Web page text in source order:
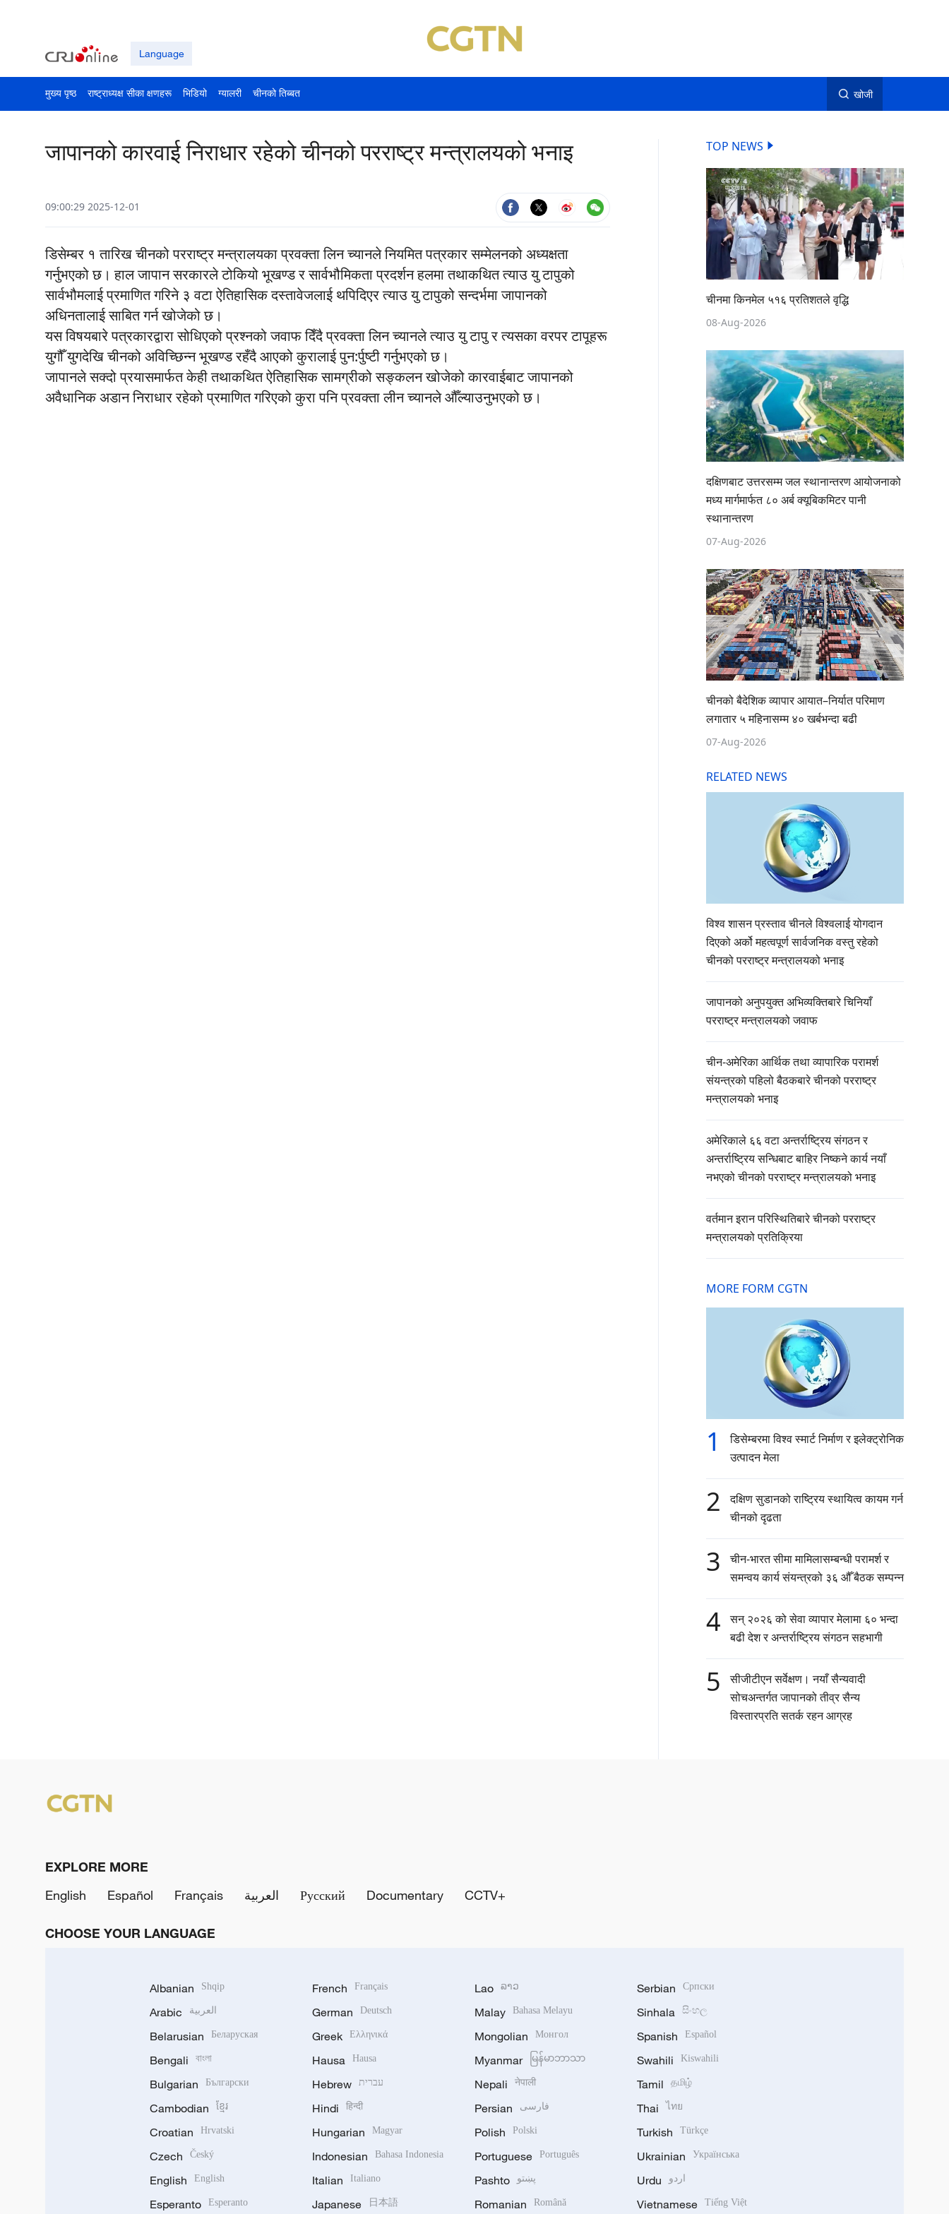
Language
मुख्य पृष्ठ राष्ट्राध्यक्ष सीका क्षणहरू भिडियो ग्यालरी चीनको तिब्बत खोजी
जापानको कारवाई निराधार रहेको चीनको परराष्ट्र मन्त्रालयको भनाइ
09:00:29 2025-12-01
डिसेम्बर १ तारिख चीनको परराष्ट्र मन्त्रालयका प्रवक्ता लिन च्यानले नियमित पत्रकार सम्मेलनको अध्यक्षता
गर्नुभएको छ। हाल जापान सरकारले टोकियो भूखण्ड र सार्वभौमिकता प्रदर्शन हलमा तथाकथित त्याउ यु टापुको
सार्वभौमलाई प्रमाणित गरिने ३ वटा ऐतिहासिक दस्तावेजलाई थपिदिएर त्याउ यु टापुको सन्दर्भमा जापानको
अधिनतालाई साबित गर्न खोजेको छ।
यस विषयबारे पत्रकारद्वारा सोधिएको प्रश्नको जवाफ दिँदै प्रवक्ता लिन च्यानले त्याउ यु टापु र त्यसका वरपर टापूहरू
युगौँ युगदेखि चीनको अविच्छिन्न भूखण्ड रहँदै आएको कुरालाई पुन:र्पुष्टी गर्नुभएको छ।
जापानले सक्दो प्रयासमार्फत केही तथाकथित ऐतिहासिक सामग्रीको सङ्कलन खोजेको कारवाईबाट जापानको
अवैधानिक अडान निराधार रहेको प्रमाणित गरिएको कुरा पनि प्रवक्ता लीन च्यानले औँल्याउनुभएको छ।
TOP NEWS
चीनमा किनमेल ५१६ प्रतिशतले वृद्धि
08-Aug-2026
दक्षिणबाट उत्तरसम्म जल स्थानान्तरण आयोजनाको
मध्य मार्गमार्फत ८० अर्ब क्यूबिकमिटर पानी
स्थानान्तरण
07-Aug-2026
चीनको बैदेशिक व्यापार आयात–निर्यात परिमाण
लगातार ५ महिनासम्म ४० खर्बभन्दा बढी
07-Aug-2026
RELATED NEWS
विश्व शासन प्रस्ताव चीनले विश्वलाई योगदान
दिएको अर्को महत्वपूर्ण सार्वजनिक वस्तु रहेको
चीनको परराष्ट्र मन्त्रालयको भनाइ
जापानको अनुपयुक्त अभिव्यक्तिबारे चिनियाँ
परराष्ट्र मन्त्रालयको जवाफ
चीन-अमेरिका आर्थिक तथा व्यापारिक परामर्श
संयन्त्रको पहिलो बैठकबारे चीनको परराष्ट्र
मन्त्रालयको भनाइ
अमेरिकाले ६६ वटा अन्तर्राष्ट्रिय संगठन र
अन्तर्राष्ट्रिय सन्धिबाट बाहिर निष्कने कार्य नयाँ
नभएको चीनको परराष्ट्र मन्त्रालयको भनाइ
वर्तमान इरान परिस्थितिबारे चीनको परराष्ट्र
मन्त्रालयको प्रतिक्रिया
MORE FORM CGTN
1
डिसेम्बरमा विश्व स्मार्ट निर्माण र इलेक्ट्रोनिक
उत्पादन मेला
2
दक्षिण सुडानको राष्ट्रिय स्थायित्व कायम गर्न
चीनको दृढता
3
चीन-भारत सीमा मामिलासम्बन्धी परामर्श र
समन्वय कार्य संयन्त्रको ३६ औँ बैठक सम्पन्न
4
सन् २०२६ को सेवा व्यापार मेलामा ६० भन्दा
बढी देश र अन्तर्राष्ट्रिय संगठन सहभागी
5
सीजीटीएन सर्वेक्षण। नयाँ सैन्यवादी
सोचअन्तर्गत जापानको तीव्र सैन्य
विस्तारप्रति सतर्क रहन आग्रह
EXPLORE MORE
English
Español Français العربية Русский Documentary CCTV+
CHOOSE YOUR LANGUAGE
Albanian Shqip
Arabic العربية
Belarusian Беларуская
Bengali বাংলা
Bulgarian Български
Cambodian ខ្មែរ
Croatian Hrvatski
Czech Český
English English
Esperanto Esperanto
French Français
German Deutsch
Greek Ελληνικά
Hausa Hausa
Hebrew עברית
Hindi हिन्दी
Hungarian Magyar
Indonesian Bahasa Indonesia
Italian Italiano
Japanese 日本語
Lao ລາວ
Malay Bahasa Melayu
Mongolian Монгол
Myanmar မြန်မာဘာသာ
Nepali नेपाली
Persian فارسی
Polish Polski
Portuguese Português
Pashto پښتو
Romanian Română
Serbian Српски
Sinhala සිංහල
Spanish Español
Swahili Kiswahili
Tamil தமிழ்
Thai ไทย
Turkish Türkçe
Ukrainian Українська
Urdu اردو
Vietnamese Tiếng Việt